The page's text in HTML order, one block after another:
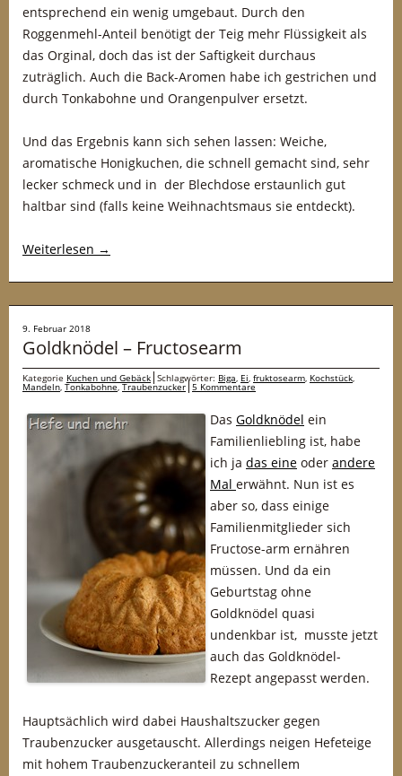
entsprechend ein wenig umgebaut. Durch den
Roggenmehl-Anteil benötigt der Teig mehr Flüssigkeit als
das Orginal, doch das ist der Saftigkeit durchaus
zuträglich. Auch die Back-Aromen habe ich gestrichen und
durch Tonkabohne und Orangenpulver ersetzt.
Und das Ergebnis kann sich sehen lassen: Weiche,
aromatische Honigkuchen, die schnell gemacht sind, sehr
lecker schmeck und in der Blechdose erstaunlich gut
haltbar sind (falls keine Weihnachtsmaus sie entdeckt).
Weiterlesen →
9. Februar 2018
Goldknödel – Fructosearm
Kategorie Kuchen und Gebäck Schlagwörter: Biga, Ei, fruktosearm, Kochstück,
Mandeln, Tonkabohne,Traubenzucker 5 Kommentare
Das Goldknödel ein
Familienliebling ist, habe
ich ja das eine oder andere
Mal erwähnt. Nun ist es
aber so, dass einige
Familienmitglieder sich
Fructose-arm ernähren
müssen. Und da ein
Geburtstag ohne
Goldknödel quasi
undenkbar ist, musste jetzt
auch das Goldknödel-
Rezept angepasst werden.
Hauptsächlich wird dabei Haushaltszucker gegen
Traubenzucker ausgetauscht. Allerdings neigen Hefeteige
mit hohem Traubenzuckeranteil zu schnellem